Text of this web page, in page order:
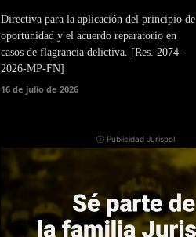
Directiva para la aplicación del principio de
oportunidad y el acuerdo reparatorio en
casos de flagrancia delictiva. [Res. 2074-
2026-MP-FN]
16 de julio de 2026
ⓘ Publicidad Jurispol